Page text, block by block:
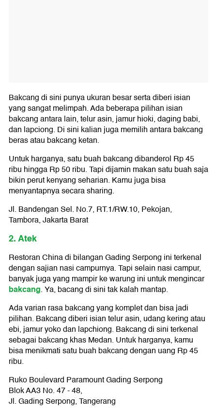
Bakcang di sini punya ukuran besar serta diberi isian
yang sangat melimpah. Ada beberapa pilihan isian
bakcang antara lain, telur asin, jamur hioki, daging babi,
dan lapciong. Di sini kalian juga memilih antara bakcang
beras atau bakcang ketan.
Untuk harganya, satu buah bakcang dibanderol Rp 45
ribu hingga Rp 50 ribu. Tapi dijamin makan satu buah saja
bikin perut kenyang seharian. Kamu juga bisa
menyantapnya secara sharing.
Jl. Bandengan Sel. No.7, RT.1/RW.10, Pekojan,
Tambora, Jakarta Barat
2. Atek
Restoran China di bilangan Gading Serpong ini terkenal
dengan sajian nasi campurnya. Tapi selain nasi campur,
banyak juga yang mampir ke warung ini untuk mengincar
bakcang. Ya, bacang di sini tak kalah mantap.
Ada varian rasa bakcang yang komplet dan bisa jadi
pilihan. Bakcang diberi isian telur asin, udang kering atau
ebi, jamur yoko dan lapchiong. Bakcang di sini terkenal
sebagai bakcang khas Medan. Untuk harganya, kamu
bisa menikmati satu buah bakcang dengan uang Rp 45
ribu.
Ruko Boulevard Paramount Gading Serpong
Blok AA3 No. 47 - 48,
Jl. Gading Serpong, Tangerang